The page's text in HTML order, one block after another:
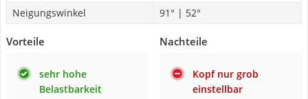
Neigungswinkel
91° | 52°
Vorteile
sehr hohe
Belastbarkeit
Nachteile
Kopf nur grob
einstellbar